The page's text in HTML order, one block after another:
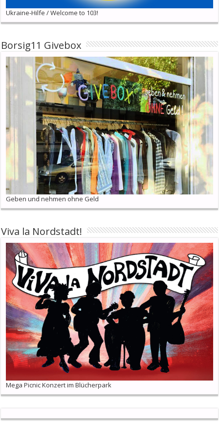
Ukraine-Hilfe / Welcome to 103!
Borsig11 Givebox
Geben und nehmen ohne Geld
Viva la Nordstadt!
Mega Picnic Konzert im Blücherpark